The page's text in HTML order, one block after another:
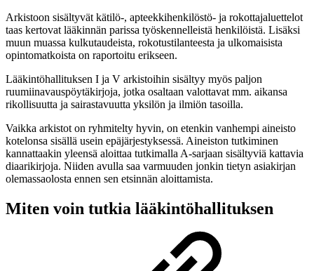
Arkistoon sisältyvät kätilö-, apteekkihenkilöstö- ja rokottajaluettelot
taas kertovat lääkinnän parissa työskennelleistä henkilöistä. Lisäksi
muun muassa kulkutaudeista, rokotustilanteesta ja ulkomaisista
opintomatkoista on raportoitu erikseen.
Lääkintöhallituksen I ja V arkistoihin sisältyy myös paljon
ruumiinavauspöytäkirjoja, jotka osaltaan valottavat mm. aikansa
rikollisuutta ja sairastavuutta yksilön ja ilmiön tasoilla.
Vaikka arkistot on ryhmitelty hyvin, on etenkin vanhempi aineisto
kotelonsa sisällä usein epäjärjestyksessä. Aineiston tutkiminen
kannattaakin yleensä aloittaa tutkimalla A-sarjaan sisältyviä kattavia
diaarikirjoja. Niiden avulla saa varmuuden jonkin tietyn asiakirjan
olemassaolosta ennen sen etsinnän aloittamista.
Miten voin tutkia lääkintöhallituksen